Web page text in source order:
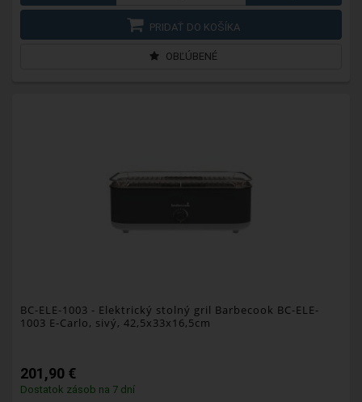
PRIDAŤ DO KOŠÍKA
OBĽÚBENÉ
BC-ELE-1003 - Elektrický stolný gril Barbecook BC-ELE-
1003 E-Carlo, sivý, 42,5x33x16,5cm
201,90 €
Dostatok zásob na 7 dní